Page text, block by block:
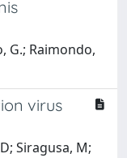
G.; Raimondo,
virus
Siragusa, M;